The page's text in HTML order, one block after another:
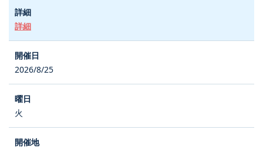
詳細
2026/8/25
火